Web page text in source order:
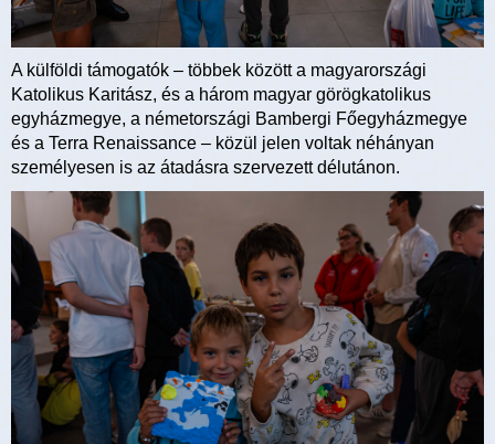
A külföldi támogatók – többek között a magyarországi
Katolikus Karitász, és a három magyar görögkatolikus
egyházmegye, a németországi Bambergi Főegyházmegye
és a Terra Renaissance – közül jelen voltak néhányan
személyesen is az átadásra szervezett délutánon.